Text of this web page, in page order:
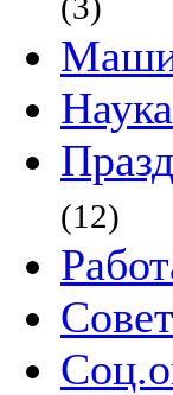
(12)